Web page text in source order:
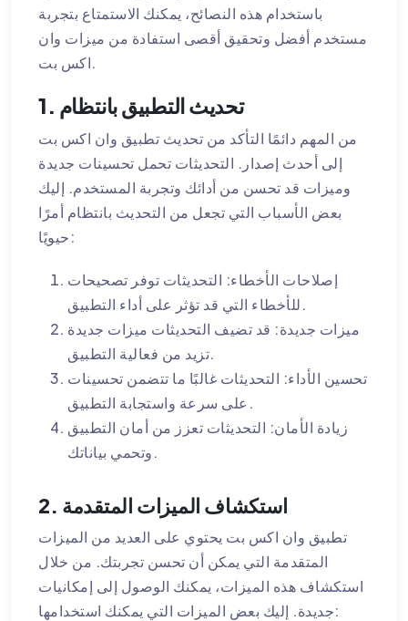
باستخدام هذه النصائح، يمكنك الاستمتاع بتجربة
مستخدم أفضل وتحقيق أقصى استفادة من ميزات وان
اكس بت.
1. تحديث التطبيق بانتظام
من المهم دائمًا التأكد من تحديث تطبيق وان اكس بت
إلى أحدث إصدار. التحديثات تحمل تحسينات جديدة
وميزات قد تحسن من أدائك وتجربة المستخدم. إليك
بعض الأسباب التي تجعل من التحديث بانتظام أمرًا
حيويًا:
إصلاحات الأخطاء: التحديثات توفر تصحيحات
للأخطاء التي قد تؤثر على أداء التطبيق.
ميزات جديدة: قد تضيف التحديثات ميزات جديدة
تزيد من فعالية التطبيق.
تحسين الأداء: التحديثات غالبًا ما تتضمن تحسينات
على سرعة واستجابة التطبيق.
زيادة الأمان: التحديثات تعزز من أمان التطبيق
وتحمي بياناتك.
2. استكشاف الميزات المتقدمة
تطبيق وان اكس بت يحتوي على العديد من الميزات
المتقدمة التي يمكن أن تحسن تجربتك. من خلال
استكشاف هذه الميزات، يمكنك الوصول إلى إمكانيات
جديدة. إليك بعض الميزات التي يمكنك استخدامها: